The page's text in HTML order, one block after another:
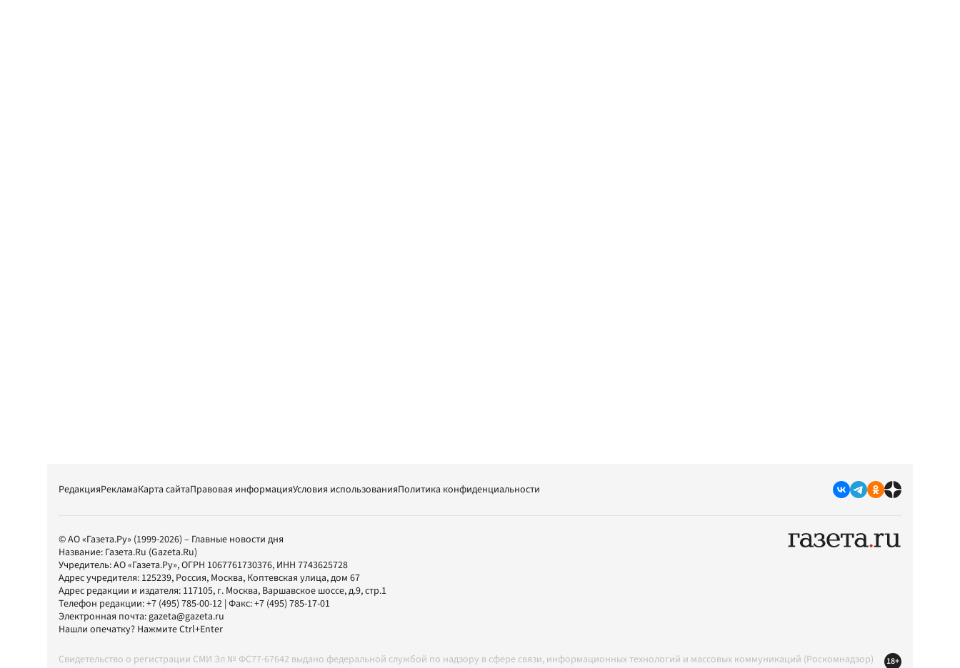
РедакцияРекламаКарта сайтаПравовая информацияУсловия использованияПолитика конфиденциальности
© АО «Газета.Ру» (1999-2026) – Главные новости дня
Название: Газета.Ru (Gazeta.Ru)
Учредитель:АО «Газета.Ру», ОГРН 1067761730376, ИНН 7743625728
Адрес учредителя: 125239, Россия, Москва, Коптевская улица, дом 67
Адрес редакции и издателя: 117105, г. Москва, Варшавское шоссе, д.9, стр.1
Телефон редакции:+7 (495) 785-00-12 | Факс:+7 (495) 785-17-01
Электронная почта:gazeta@gazeta.ru
Нашли опечатку? Нажмите Ctrl+Enter
Свидетельство о регистрации СМИ Эл № ФС77-67642 выдано федеральной службой по надзору в сфере связи, информационных технологий и массовых коммуникаций (Роскомнадзор)
18+